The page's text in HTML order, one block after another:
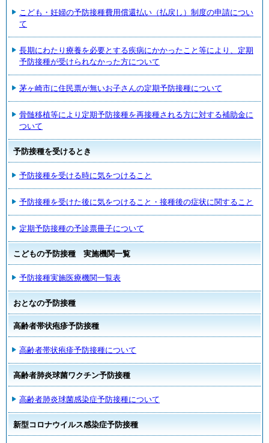
こども・妊婦の予防接種費用償還払い（払戻し）制度の申請につい
て
長期にわたり療養を必要とする疾病にかかったこと等により、定期
予防接種が受けられなかった方について
茅ヶ崎市に住民票が無いお子さんの定期予防接種について
骨髄移植等により定期予防接種を再接種される方に対する補助金に
ついて
予防接種を受けるとき
予防接種を受ける時に気をつけること
予防接種を受けた後に気をつけること・接種後の症状に関すること
定期予防接種の予診票冊子について
こどもの予防接種 実施機関一覧
予防接種実施医療機関一覧表
おとなの予防接種
高齢者帯状疱疹予防接種
高齢者帯状疱疹予防接種について
高齢者肺炎球菌ワクチン予防接種
高齢者肺炎球菌感染症予防接種について
新型コロナウイルス感染症予防接種